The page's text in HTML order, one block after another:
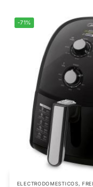
-71%
ELECTRODOMESTICOS,